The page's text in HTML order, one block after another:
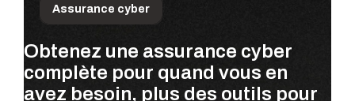
Assurance cyber
Obtenez une assurance cyber
complète pour quand vous en
avez besoin, plus des outils pour
Priorisez les risques qui
comptent le plus pour votre
entreprise—quantifiés à l’aide de
Obtenez des évaluations de
risque continues, basées sur les
dollars, pour l’ensemble de votre